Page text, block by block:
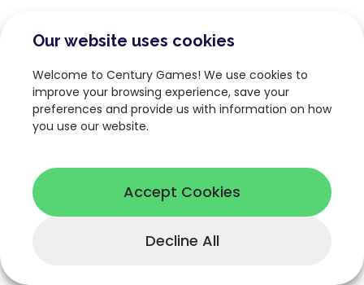
Our website uses cookies
Welcome to Century Games! We use cookies to
improve your browsing experience, save your
preferences and provide us with information on how
you use our website.
Accept Cookies
Decline All
お客様は、本サービスに関連して他のお客様
を含む第三者との間で紛争が生じた場合、自
らの責任と費用でこれを解決するものとしま
す。当社は、いかなる場合も当該紛争につい
く、当該紛争に関連してお客様または第三者
に発生する費用、損害について一切責任を負
いません。